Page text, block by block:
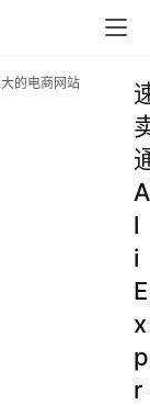
的电商网站
A
l
i
E
x
p
r